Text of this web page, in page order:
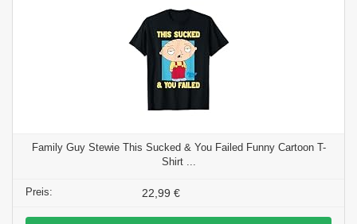
Family Guy Stewie This Sucked & You Failed Funny Cartoon T-
Shirt ...
22,99 €